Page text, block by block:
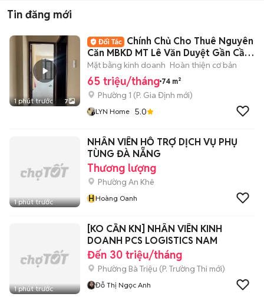
Tin đăng mới
1 phút trước 7
Chính Chủ Cho Thuê Nguyên
Căn MBKD MT Lê Văn Duyệt Gần Cầu
Bông_6 Tâng
Mặt bằng kinh doanh Hoàn thiện cơ bản
65 triệu/tháng 74 m²
Phường 1 (P. Gia Định mới)
LYN Home 5.0
1 phút trước
NHÂN VIÊN HỖ TRỢ DỊCH VỤ PHỤ
TÙNG ĐÀ NẴNG
Thương lượng
Phường An Khê
HHoàng Oanh
1 phút trước
[KO CẦN KN] NHÂN VIÊN KINH
DOANH PCS LOGISTICS NAM
Đến 30 triệu/tháng
Phường Bà Triệu (P. Trường Thi mới)
Đỗ Thị Ngọc Anh